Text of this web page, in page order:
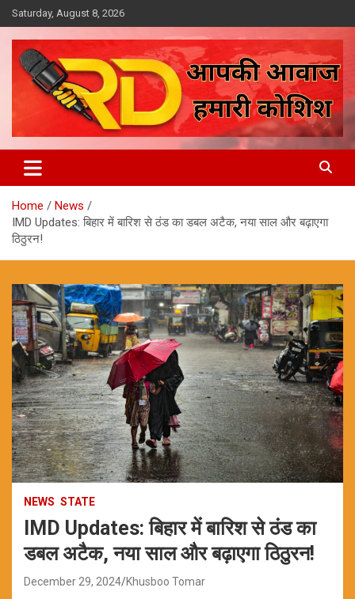
Skip
to
content
Saturday, August 8, 2026
Reporter Diaries
Home
News
IMD Updates: बिहार में बारिश से ठंड का डबल अटैक, नया साल और बढ़ाएगा
ठिठुरन!
NEWS STATE
IMD Updates: बिहार में बारिश से ठंड का
डबल अटैक, नया साल और बढ़ाएगा ठिठुरन!
December 29, 2024 Khusboo Tomar